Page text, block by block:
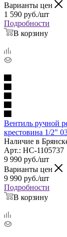
Варианты цен
1 590 руб./шт
Подробности
В корзину
Вентиль ручной
крестовина 1/2"
Наличие в
Арт.: НС-1105737
9 990 руб./шт
Варианты цен
9 990 руб./шт
Подробности
В корзину